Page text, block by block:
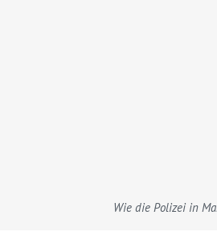
Wie die Polizei in